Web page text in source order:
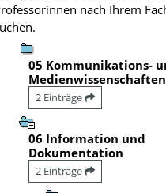
nach Ihrem
05 Kommunikations-
Medienwissenschaften
2 Einträge
06 Information und
Dokumentation
2 Einträge